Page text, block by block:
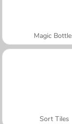
Magic
Sort Tiles